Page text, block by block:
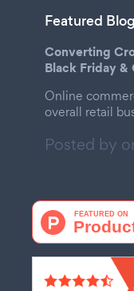
Featured
Converting
Black Friday
Online
overall retail
Posted by